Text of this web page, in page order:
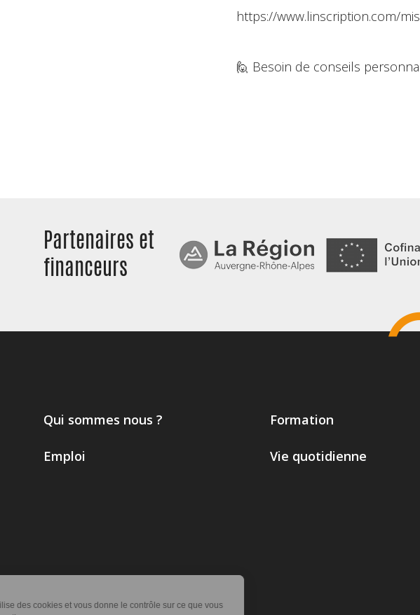
https://www.linscription.com/
🙋 Besoin de conseils
Partenaires et
financeurs
Qui sommes nous ?
Emploi
Formation
Vie quotidienne
Ce site utilise des cookies et vous donne le contrôle sur ce que vous